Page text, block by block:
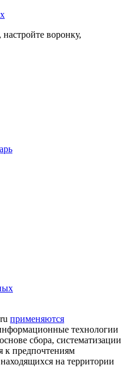
воронку,
применяются
технологии
сбора, систематизации
к предпочтениям
на территории